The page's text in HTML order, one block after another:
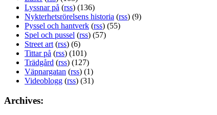
Lyssnar på (rss) (136)
Nykterhetsrörelsens historia (rss) (9)
Pyssel och hantverk (rss) (55)
Spel och pussel (rss) (57)
Street art (rss) (6)
Tittar på (rss) (101)
Trädgård (rss) (127)
Väpnargatan (rss) (1)
Videoblogg (rss) (31)
Archives: